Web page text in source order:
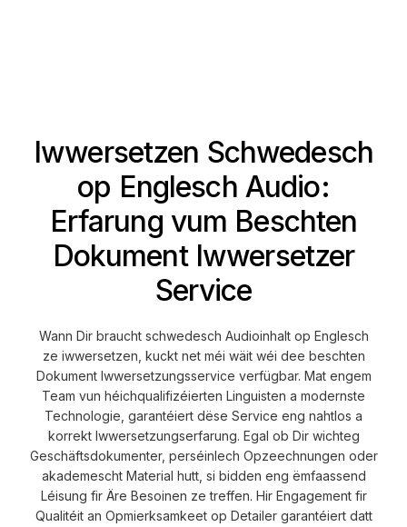
Iwwersetzen Schwedesch
op Englesch Audio:
Erfarung vum Beschten
Dokument Iwwersetzer
Service
Wann Dir braucht schwedesch Audioinhalt op Englesch
ze iwwersetzen, kuckt net méi wäit wéi dee beschten
Dokument Iwwersetzungsservice verfügbar. Mat engem
Team vun héichqualifizéierten Linguisten a modernste
Technologie, garantéiert dëse Service eng nahtlos a
korrekt Iwwersetzungserfarung. Egal ob Dir wichteg
Geschäftsdokumenter, perséinlech Opzeechnungen oder
akademescht Material hutt, si bidden eng ëmfaassend
Léisung fir Äre Besoinen ze treffen. Hir Engagement fir
Qualitéit an Opmierksamkeet op Detailer garantéiert datt